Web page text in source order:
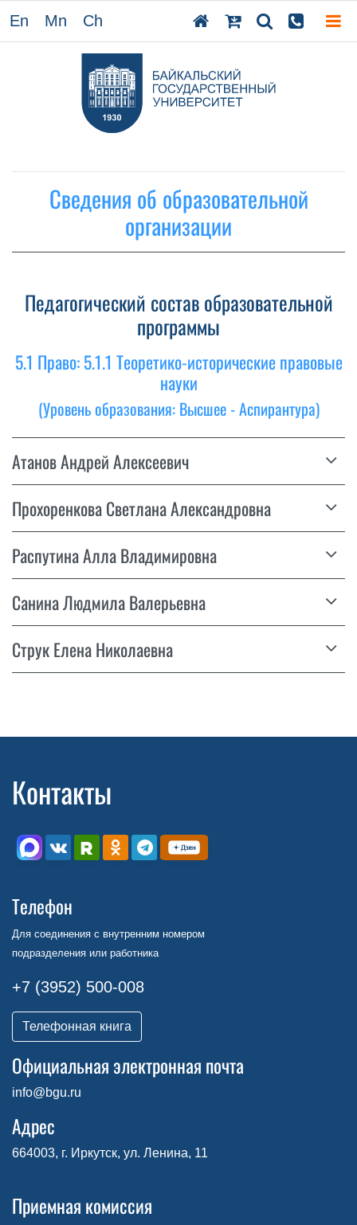
En Mn Ch
Сведения об образовательной
организации
Педагогический состав образовательной
программы
5.1 Право: 5.1.1 Теоретико-исторические правовые
науки
(Уровень образования: Высшее - Аспирантура)
Атанов Андрей Алексеевич
Прохоренкова Светлана Александровна
Распутина Алла Владимировна
Санина Людмила Валерьевна
Струк Елена Николаевна
Контакты
Телефон
Для соединения с внутренним номером
подразделения или работника
+7 (3952) 500-008
Телефонная книга
Официальная электронная почта
info@bgu.ru
Адрес
664003, г. Иркутск, ул. Ленина, 11
Приемная комиссия